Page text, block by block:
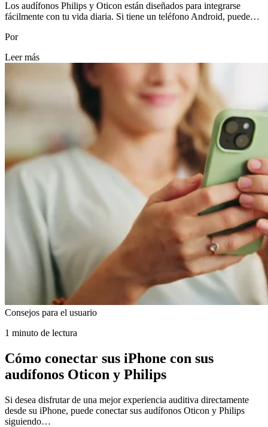
Los audífonos Philips y Oticon están diseñados para integrarse
fácilmente con tu vida diaria. Si tiene un teléfono Android, puede…
Por
Leer más
Consejos para el usuario
1 minuto de lectura
Cómo conectar sus iPhone con sus
audífonos Oticon y Philips
Si desea disfrutar de una mejor experiencia auditiva directamente
desde su iPhone, puede conectar sus audífonos Oticon y Philips
siguiendo…